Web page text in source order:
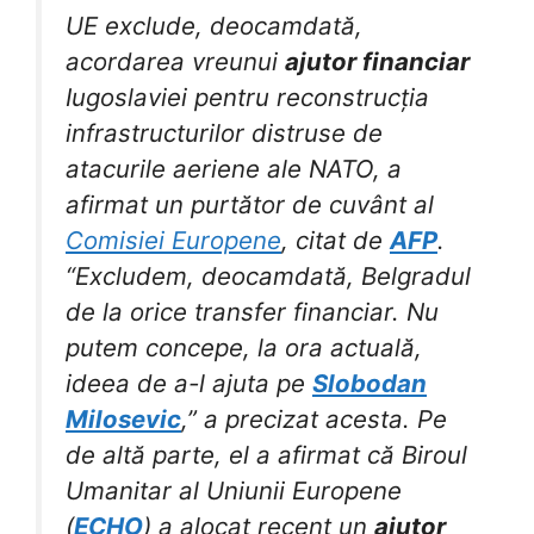
UE exclude, deocamdată,
acordarea vreunui ajutor financiar
Iugoslaviei pentru reconstrucția
infrastructurilor distruse de
atacurile aeriene ale NATO, a
afirmat un purtător de cuvânt al
Comisiei Europene, citat deAFP.
“Excludem, deocamdată, Belgradul
de la orice transfer financiar. Nu
putem concepe, la ora actuală,
ideea de a-l ajuta pe Slobodan
Milosevic,” a precizat acesta. Pe
de altă parte, el a afirmat că Biroul
Umanitar al Uniunii Europene
(ECHO) a alocat recent un ajutor